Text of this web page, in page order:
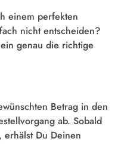
einem perfekten
nicht entscheiden?
genau die richtige
Betrag in den
ab. Sobald
erhälst Du Deinen